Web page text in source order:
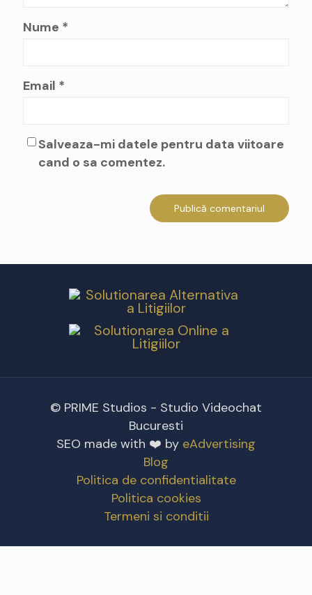
Nume *
Email *
Salveaza-mi datele pentru data viitoare
cand o sa comentez.
© PRIME Studios - Studio Videochat
Bucuresti
SEO made with ❤️ by eAdvertising
Blog
Politica de confidentialitate
Politica cookies
Termeni si conditii